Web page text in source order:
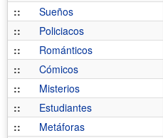
::
Sueños
::
Policiacos
::
Románticos
::
Cómicos
::
Misterios
::
Estudiantes
::
Metáforas